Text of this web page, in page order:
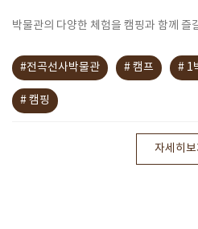
박물관의 다양한 체험을 캠핑과 함께 즐
#전곡선사박물관 # 캠프 # 1
# 캠핑
자세히보